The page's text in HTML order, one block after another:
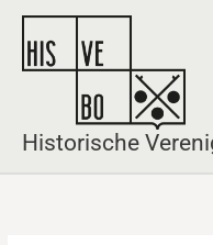
Historische